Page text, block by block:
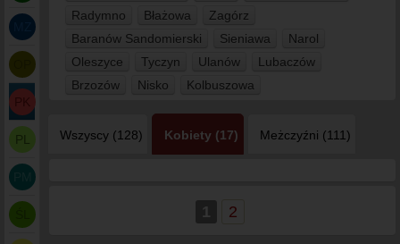
PL
Radymno
Błażowa
Zagórz
Baranów Sandomierski
Sieniawa
Narol
Oleszyce
Tyczyn Ulanów
Lubaczów
Brzozów
Nisko Kolbuszowa
Wszyscy (128) Kobiety (17) Meżczyźni (111)
1 2